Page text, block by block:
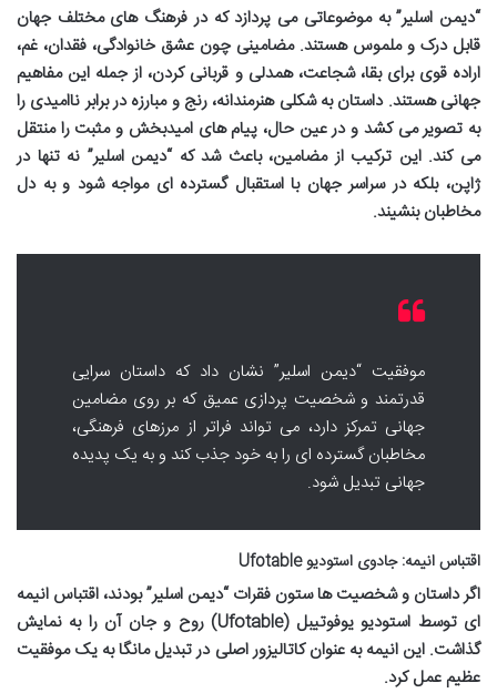
“دیمن اسلیر” به موضوعاتی می پردازد که در فرهنگ های مختلف جهان
قابل درک و ملموس هستند. مضامینی چون عشق خانوادگی، فقدان، غم،
اراده قوی برای بقا، شجاعت، همدلی و قربانی کردن، از جمله این مفاهیم
جهانی هستند. داستان به شکلی هنرمندانه، رنج و مبارزه در برابر ناامیدی را
به تصویر می کشد و در عین حال، پیام های امیدبخش و مثبت را منتقل
می کند. این ترکیب از مضامین، باعث شد که “دیمن اسلیر” نه تنها در
ژاپن، بلکه در سراسر جهان با استقبال گسترده ای مواجه شود و به دل
مخاطبان بنشیند.
موفقیت “دیمن اسلیر” نشان داد که داستان سرایی
قدرتمند و شخصیت پردازی عمیق که بر روی مضامین
جهانی تمرکز دارد، می تواند فراتر از مرزهای فرهنگی،
مخاطبان گسترده ای را به خود جذب کند و به یک پدیده
جهانی تبدیل شود.
اقتباس انیمه: جادوی استودیو Ufotable
اگر داستان و شخصیت ها ستون فقرات “دیمن اسلیر” بودند، اقتباس انیمه
ای توسط استودیو یوفوتیبل (Ufotable) روح و جان آن را به نمایش
گذاشت. این انیمه به عنوان کاتالیزور اصلی در تبدیل مانگا به یک موفقیت
عظیم عمل کرد.